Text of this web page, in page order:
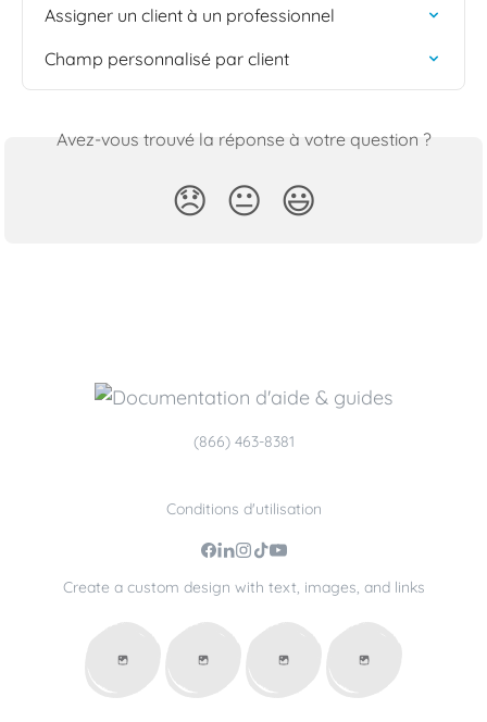
Assigner un client à un professionnel
Champ personnalisé par client
Avez-vous trouvé la réponse à votre question ?
😞 😐 😃
(866) 463-8381
Conditions d'utilisation
Create a custom design with text, images, and links